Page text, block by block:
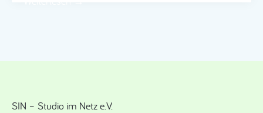
SIN – Studio im Netz e.V.